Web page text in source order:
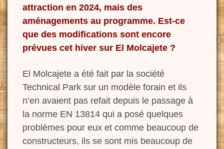
attraction en 2024, mais des
aménagements au programme. Est-ce
que des modifications sont encore
prévues cet hiver sur El Molcajete ?
El Molcajete a été fait par la société
Technical Park sur un modèle forain et ils
n’en avaient pas refait depuis le passage à
la norme EN 13814 qui a posé quelques
problèmes pour eux et comme beaucoup de
constructeurs, ils se sont mis beaucoup de